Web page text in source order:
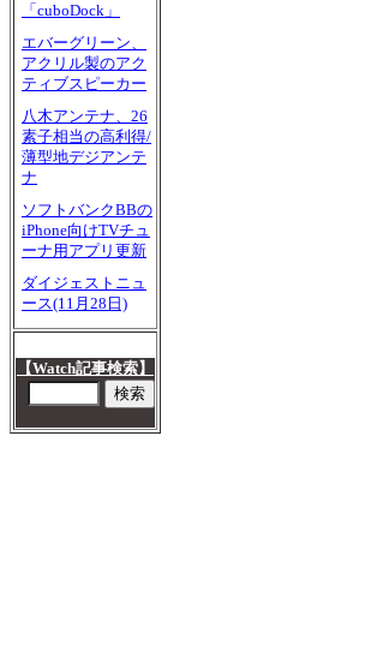
「cuboDock」
エバーグリーン、
アクリル製のアク
ティブスピーカー
八木アンテナ、26
素子相当の高利得/
薄型地デジアンテ
ナ
ソフトバンクBBの
iPhone向けTVチュ
ーナ用アプリ更新
ダイジェストニュ
ース(11月28日)
【Watch記事検索】